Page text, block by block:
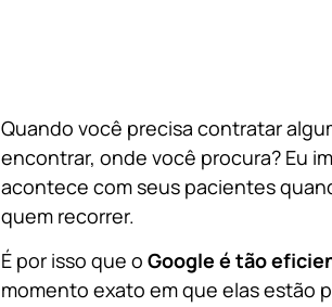
Quando você precisa contratar
encontrar, onde você procura? Eu
acontece com seus pacientes
quem recorrer.
É por isso que o Google é tão
momento exato em que elas estão